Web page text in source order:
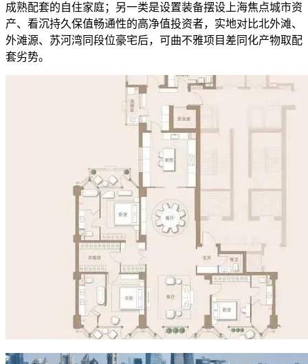
成熟配套的自住家庭；另一类是设置装备摆设上海焦点城市资
产、看沉持久保值畅通性的高净值投资者，实地对比北外滩、
外滩源、苏河湾同段位豪宅后，可曲不雅项目差同化产物取配
套劣势。